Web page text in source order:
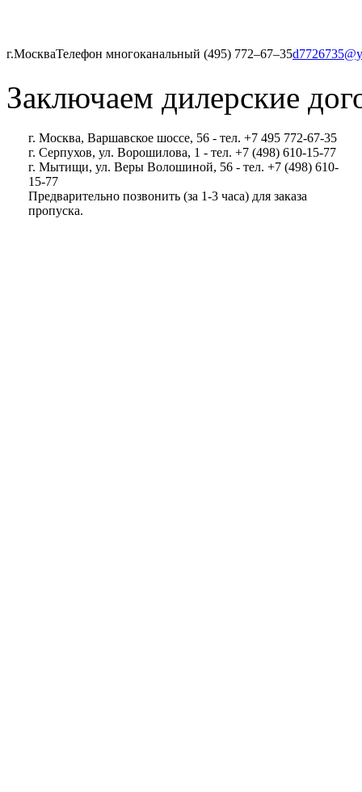
г.МоскваТелефон многоканальный (495) 772‒67‒35
Заключаем дилерские
г. Москва, Варшавское шоссе, 56 - тел. +7 495 772-67-35
г. Серпухов, ул. Ворошилова, 1 - тел. +7 (498) 610-15-77
г. Мытищи, ул. Веры Волошиной, 56 - тел. +7 (498) 610-
15-77
Предварительно позвонить (за 1-3 часа) для заказа
пропуска.